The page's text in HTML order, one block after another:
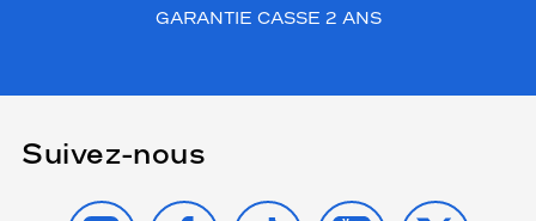
GARANTIE CASSE 2 ANS
Suivez-nous
INSTAGRAMFACEBOOK
TIKTOK YOUTUBE
X